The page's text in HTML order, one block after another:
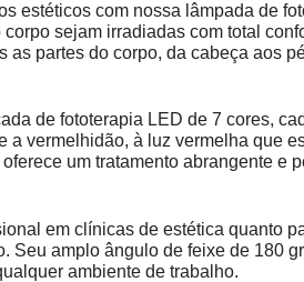
estéticos com nossa lâmpada de
sejam irradiadas com total
as partes do corpo, da cabeça aos
de fototerapia LED de 7 cores,
a vermelhidão, à luz vermelha que
um tratamento abrangente e
em clínicas de estética quanto
Seu amplo ângulo de feixe de 180
ambiente de trabalho.